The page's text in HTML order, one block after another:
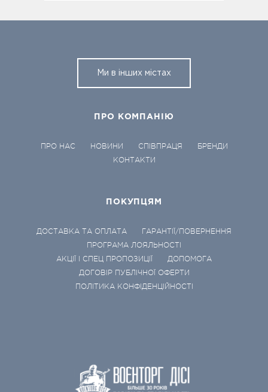
Ми в інших містах
ПРО КОМПАНІЮ
ПРО НАС НОВИНИ СПІВПРАЦЯ
БРЕНДИ
КОНТАКТИ
ПОКУПЦЯМ
ДОСТАВКА ТА ОПЛАТА
ГАРАНТІЇ/ПОВЕРНЕННЯ
ПРОГРАМА ЛОЯЛЬНОСТІ
АКЦІЇ І СПЕЦ ПРОПОЗИЦІЇ
ДОПОМОГА
ДОГОВІР ПУБЛІЧНОЇ ОФЕРТИ
ПОЛІТИКА КОНФІДЕНЦІЙНОСТІ